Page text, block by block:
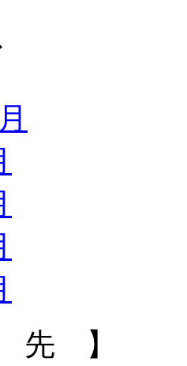
先 】